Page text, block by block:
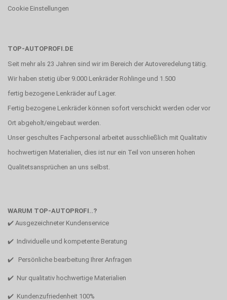
Cookie Einstellungen
TOP-AUTOPROFI.DE
Seit mehr als 23 Jahren sind wir im Bereich der Autoveredelung tätig.
Wir haben stetig über 9.000 Lenkräder Rohlinge und 1.500
fertig bezogene Lenkräder auf Lager.
Fertig bezogene Lenkräder können sofort verschickt werden oder vor
Ort abgeholt/eingebaut werden.
Unser geschultes Fachpersonal arbeitet ausschließlich mit Qualitativ
hochwertigen Materialien, dies ist nur ein Teil von unseren hohen
Qualitetsansprüchen an uns selbst.
WARUM TOP-AUTOPROFI..?
✔️ Ausgezeichneter Kundenservice
✔️ Individuelle und kompetente Beratung
✔️ Persönliche bearbeitung Ihrer Anfragen
✔️ Nur qualitativ hochwertige Materialien
✔️ Kundenzufriedenheit 100%